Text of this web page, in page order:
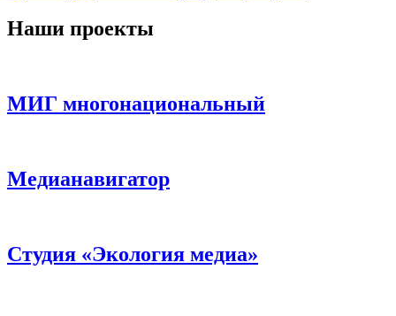
Наши проекты
МИГ многонациональный
Медианавигатор
Студия «Экология медиа»